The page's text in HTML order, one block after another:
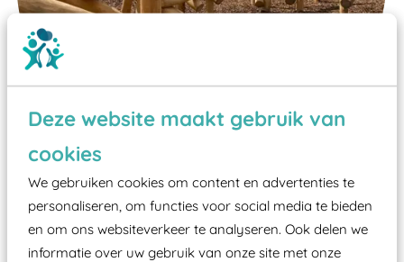
Deze website maakt gebruik van
cookies
We gebruiken cookies om content en advertenties te
personaliseren, om functies voor social media te bieden
en om ons websiteverkeer te analyseren. Ook delen we
informatie over uw gebruik van onze site met onze
Wist je dat:
Vanaf een valhoogte van 1,5 meter een speciale
valondergrond onder speeltoestellen verplicht is